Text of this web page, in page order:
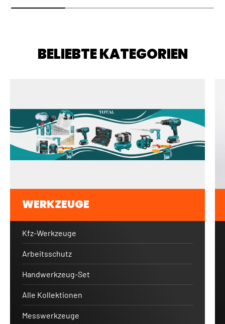
BELIEBTE KATEGORIEN
WERKZEUGE
Kfz-Werkzeuge
Arbeitsschutz
Handwerkzeug-Set
Alle Kollektionen
Messwerkzeuge